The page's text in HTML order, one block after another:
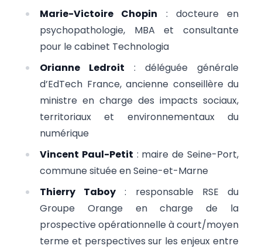
Marie-Victoire Chopin : docteure en
psychopathologie, MBA et consultante
pour le cabinet Technologia
Orianne Ledroit : déléguée générale
d’EdTech France, ancienne conseillère du
ministre en charge des impacts sociaux,
territoriaux et environnementaux du
numérique
Vincent Paul-Petit : maire de Seine-Port,
commune située en Seine-et-Marne
Thierry Taboy : responsable RSE du
Groupe Orange en charge de la
prospective opérationnelle à court/moyen
terme et perspectives sur les enjeux entre